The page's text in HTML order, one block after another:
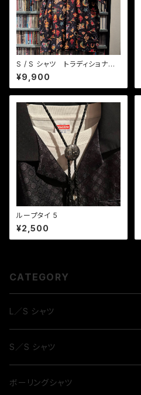
S / S シャツ トラディショナル
タトゥー
¥9,900
ループタイ 5
¥2,500
CATEGORY
L／S シャツ
S／S シャツ
ボーリングシャツ